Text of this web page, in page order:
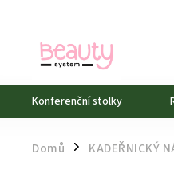
Konferenční stolky
Domů / KADEŘNICKÝ